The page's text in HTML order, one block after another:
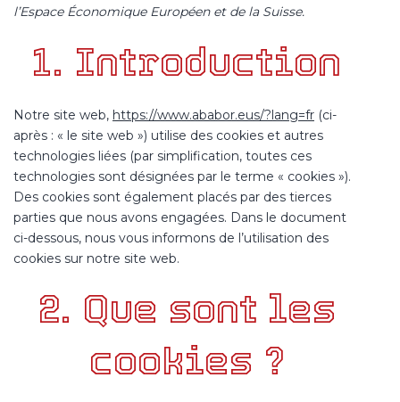
l’Espace Économique Européen et de la Suisse.
1. Introduction
Notre site web, https://www.ababor.eus/?lang=fr (ci-
après : « le site web ») utilise des cookies et autres
technologies liées (par simplification, toutes ces
technologies sont désignées par le terme « cookies »).
Des cookies sont également placés par des tierces
parties que nous avons engagées. Dans le document
ci-dessous, nous vous informons de l’utilisation des
cookies sur notre site web.
2. Que sont les
cookies ?